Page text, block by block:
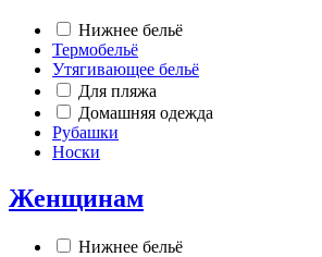
Нижнее бельё
Термобельё
Утягивающее бельё
Для пляжа
Домашняя одежда
Рубашки
Носки
Женщинам
Нижнее бельё